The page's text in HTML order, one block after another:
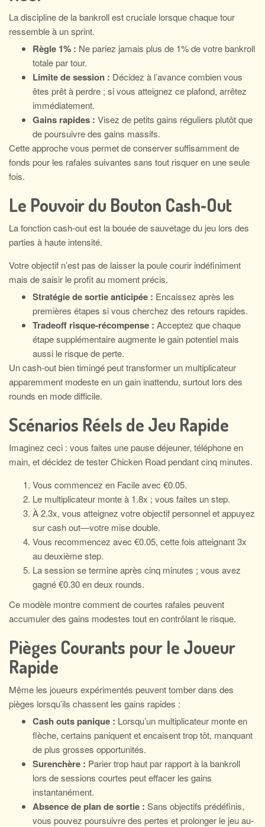
La discipline de la bankroll est cruciale lorsque chaque tour
ressemble à un sprint.
Règle 1% : Ne pariez jamais plus de 1% de votre bankroll
totale par tour.
Limite de session : Décidez à l’avance combien vous
êtes prêt à perdre ; si vous atteignez ce plafond, arrêtez
immédiatement.
Gains rapides : Visez de petits gains réguliers plutôt que
de poursuivre des gains massifs.
Cette approche vous permet de conserver suffisamment de
fonds pour les rafales suivantes sans tout risquer en une seule
fois.
Le Pouvoir du Bouton Cash‑Out
La fonction cash‑out est la bouée de sauvetage du jeu lors des
parties à haute intensité.
Votre objectif n’est pas de laisser la poule courir indéfiniment
mais de saisir le profit au moment précis.
Stratégie de sortie anticipée : Encaissez après les
premières étapes si vous cherchez des retours rapides.
Tradeoff risque‑récompense : Acceptez que chaque
étape supplémentaire augmente le gain potentiel mais
aussi le risque de perte.
Un cash‑out bien timingé peut transformer un multiplicateur
apparemment modeste en un gain inattendu, surtout lors des
rounds en mode difficile.
Scénarios Réels de Jeu Rapide
Imaginez ceci : vous faites une pause déjeuner, téléphone en
main, et décidez de tester Chicken Road pendant cinq minutes.
Vous commencez en Facile avec €0.05.
Le multiplicateur monte à 1.8x ; vous faites un step.
À 2.3x, vous atteignez votre objectif personnel et appuyez
sur cash out—votre mise double.
Vous recommencez avec €0.05, cette fois atteignant 3x
au deuxième step.
La session se termine après cinq minutes ; vous avez
gagné €0.30 en deux rounds.
Ce modèle montre comment de courtes rafales peuvent
accumuler des gains modestes tout en contrôlant le risque.
Pièges Courants pour le Joueur
Rapide
Même les joueurs expérimentés peuvent tomber dans des
pièges lorsqu’ils chassent les gains rapides :
Cash outs panique : Lorsqu’un multiplicateur monte en
flèche, certains paniquent et encaisent trop tôt, manquant
de plus grosses opportunités.
Surenchère : Parier trop haut par rapport à la bankroll
lors de sessions courtes peut effacer les gains
instantanément.
Absence de plan de sortie : Sans objectifs prédéfinis,
vous pouvez poursuivre des pertes et prolonger le jeu au-